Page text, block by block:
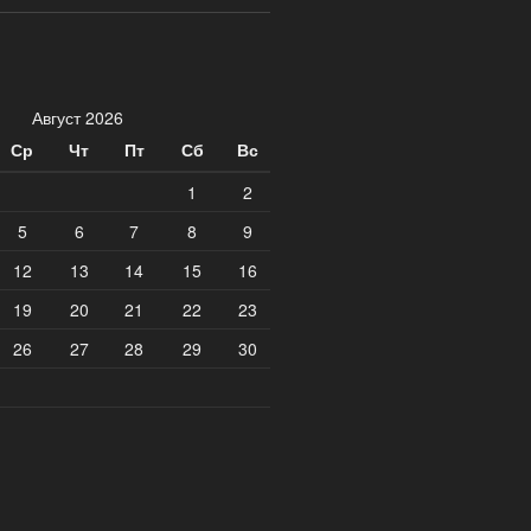
Август 2026
Ср
Чт Пт Сб
Вс
1
2
5
6 7 8
9
12
13 14 15
16
19
20 21 22
23
26
27 28 29 30